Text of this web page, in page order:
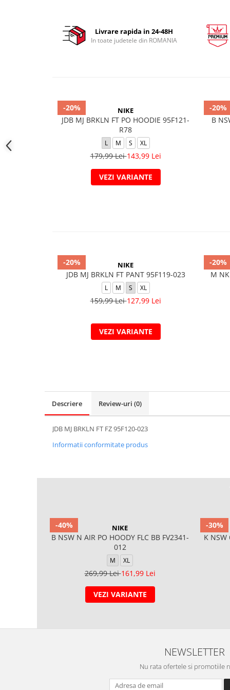
Livrare rapida in 24-48H
In toate judetele din ROMANIA
-20% NIKE
JDB MJ BRKLN FT PO HOODIE 95F121-
R78
L M S XL
179,99 Lei143,99 Lei
VEZI VARIANTE
-20%
B
-20% NIKE
JDB MJ BRKLN FT PANT 95F119-023
L M S XL
159,99 Lei127,99 Lei
VEZI VARIANTE
-20%
M NK
Descriere Review-uri (0)
JDB MJ BRKLN FT FZ 95F120-023
Informatii conformitate produs
-40% NIKE
B NSW N AIR PO HOODY FLC BB FV2341-
012
M XL
269,99 Lei161,99 Lei
VEZI VARIANTE
-30%
K NSW
NEWSLETTER
Nu rata ofertele si promotiile